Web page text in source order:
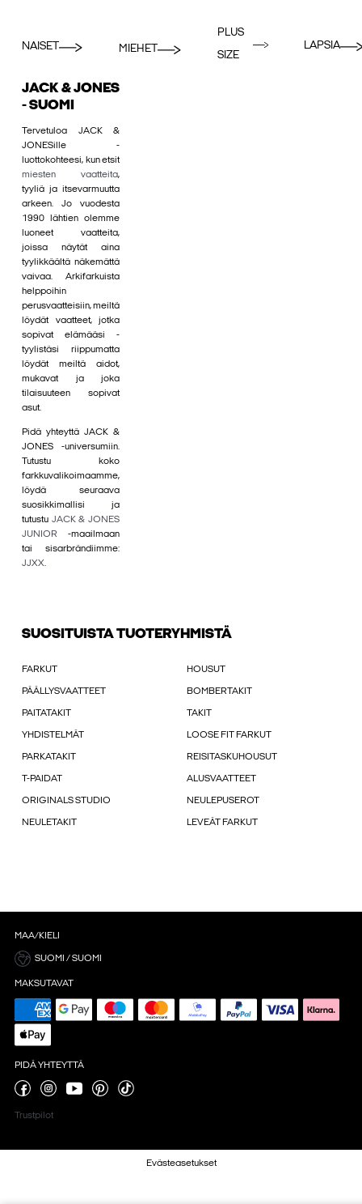
NAISET MIEHET
PLUS
SIZE
LAPSIA
JACK & JONES
- SUOMI
Tervetuloa JACK &
JONESille -
luottokohteesi, kun etsit
miesten vaatteita,
tyyliä ja itsevarmuutta
arkeen. Jo vuodesta
1990 lähtien olemme
luoneet vaatteita,
joissa näytät aina
tyylikkäältä näkemättä
vaivaa. Arkifarkuista
helppoihin
perusvaatteisiin, meiltä
löydät vaatteet, jotka
sopivat elämääsi -
tyylistäsi riippumatta
löydät meiltä aidot,
mukavat ja joka
tilaisuuteen sopivat
asut.
Pidä yhteyttä JACK &
JONES -universumiin.
Tutustu koko
farkkuvalikoimaamme,
löydä seuraava
suosikkimallisi ja
tutustu JACK & JONES
JUNIOR -maailmaan
tai sisarbrändiimme:
JJXX.
SUOSITUISTA TUOTERYHMISTÄ
FARKUT HOUSUT
PÄÄLLYSVAATTEET BOMBERTAKIT
PAITATAKIT TAKIT
YHDISTELMÄT LOOSE FIT FARKUT
PARKATAKIT REISITASKUHOUSUT
T-PAIDAT ALUSVAATTEET
ORIGINALS STUDIO NEULEPUSEROT
NEULETAKIT LEVEÄT FARKUT
MAA/KIELI
SUOMI / SUOMI
MAKSUTAVAT
PIDÄ YHTEYTTÄ
Trustpilot
Evästeasetukset